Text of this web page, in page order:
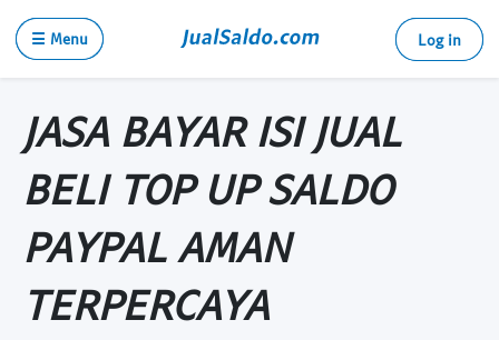
☰ Menu Log in
JASA BAYAR ISI JUAL
BELI TOP UP SALDO
PAYPAL AMAN
TERPERCAYA